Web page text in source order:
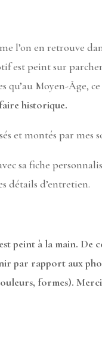
l’on en retrouve
est peint sur
qu’au Moyen-Âge,
historique.
et montés par mes
sa fiche
détails d’entretien.
peint à la main. De
par rapport aux
formes).